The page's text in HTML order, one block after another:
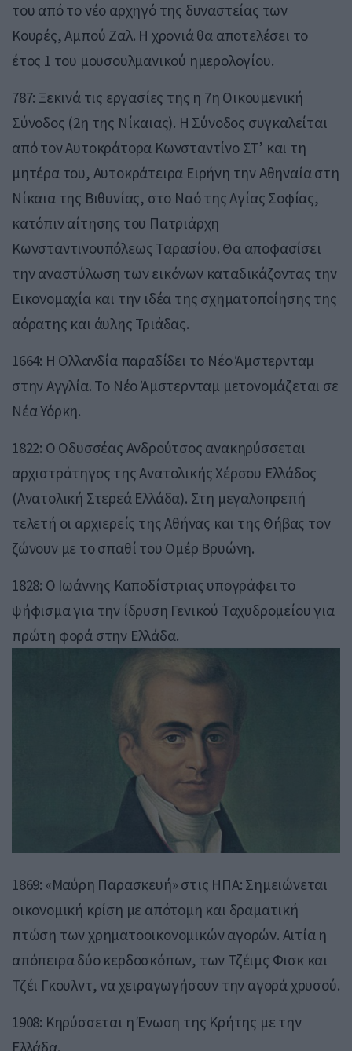
του από το νέο αρχηγό της δυναστείας των
Κουρές, Αμπού Ζαλ. Η χρονιά θα αποτελέσει το
έτος 1 του μουσουλμανικού ημερολογίου.
787: Ξεκινά τις εργασίες της η 7η Οικουμενική
Σύνοδος (2η της Νίκαιας). Η Σύνοδος συγκαλείται
από τον Αυτοκράτορα Κωνσταντίνο ΣΤ’ και τη
μητέρα του, Αυτοκράτειρα Ειρήνη την Αθηναία στη
Νίκαια της Βιθυνίας, στο Ναό της Αγίας Σοφίας,
κατόπιν αίτησης του Πατριάρχη
Κωνσταντινουπόλεως Ταρασίου. Θα αποφασίσει
την αναστύλωση των εικόνων καταδικάζοντας την
Εικονομαχία και την ιδέα της σχηματοποίησης της
αόρατης και άυλης Τριάδας.
1664: Η Ολλανδία παραδίδει το Νέο Άμστερνταμ
στην Αγγλία. Το Νέο Άμστερνταμ μετονομάζεται σε
Νέα Υόρκη.
1822: Ο Οδυσσέας Ανδρούτσος ανακηρύσσεται
αρχιστράτηγος της Ανατολικής Χέρσου Ελλάδος
(Ανατολική Στερεά Ελλάδα). Στη μεγαλοπρεπή
τελετή οι αρχιερείς της Αθήνας και της Θήβας τον
ζώνουν με το σπαθί του Ομέρ Βρυώνη.
1828: Ο Ιωάννης Καποδίστριας υπογράφει το
ψήφισμα για την ίδρυση Γενικού Ταχυδρομείου για
πρώτη φορά στην Ελλάδα.
1869: «Μαύρη Παρασκευή» στις ΗΠΑ: Σημειώνεται
οικονομική κρίση με απότομη και δραματική
πτώση των χρηματοοικονομικών αγορών. Αιτία η
απόπειρα δύο κερδοσκόπων, των Τζέιμς Φισκ και
Τζέι Γκουλντ, να χειραγωγήσουν την αγορά χρυσού.
1908: Κηρύσσεται η Ένωση της Κρήτης με την
Ελλάδα.